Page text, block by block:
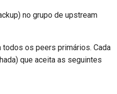
no grupo de upstream
todos os peers primários. Cada
que aceita as seguintes